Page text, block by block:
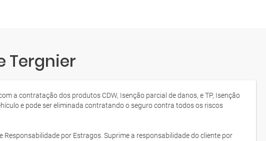
Tergnier
a contratação dos produtos CDW, Isenção parcial de danos, e TP, Isenção
e pode ser eliminada contratando o seguro contra todos os riscos
Responsabilidade por Estragos. Suprime a responsabilidade do cliente por